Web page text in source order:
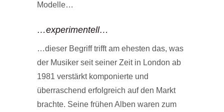
Modelle…
…experimentell…
…dieser Begriff trifft am ehesten das, was
der Musiker seit seiner Zeit in London ab
1981 verstärkt komponierte und
überraschend erfolgreich auf den Markt
brachte. Seine frühen Alben waren zum